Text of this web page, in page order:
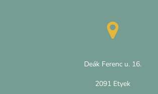
Deák Ferenc u. 16.
2091 Etyek